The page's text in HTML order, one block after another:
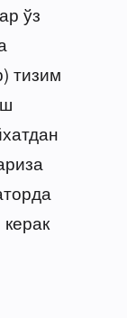
ўз
тизим